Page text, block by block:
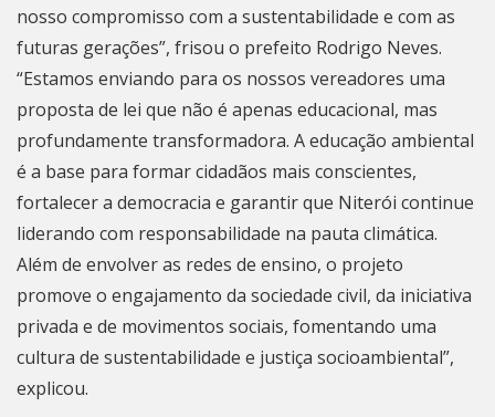
nosso compromisso com a sustentabilidade e com as
futuras gerações”, frisou o prefeito Rodrigo Neves.
“Estamos enviando para os nossos vereadores uma
proposta de lei que não é apenas educacional, mas
profundamente transformadora. A educação ambiental
é a base para formar cidadãos mais conscientes,
fortalecer a democracia e garantir que Niterói continue
liderando com responsabilidade na pauta climática.
Além de envolver as redes de ensino, o projeto
promove o engajamento da sociedade civil, da iniciativa
privada e de movimentos sociais, fomentando uma
cultura de sustentabilidade e justiça socioambiental”,
explicou.